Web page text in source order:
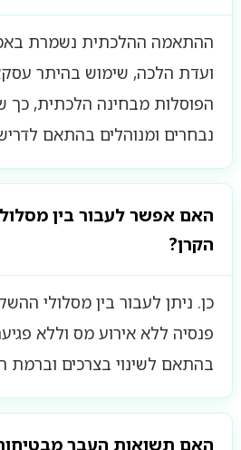
ההתאמה ההלכתית נשמרת
ועדת הלכה, שימוש בהיתר
הפוסלות מבחינה הלכתית, כך
נבחרים ומנוהלים בהתאם
האם אפשר לעבור בין
הקרן?
כן. ניתן לעבור בין מסלולי
פנסיה ללא אירוע מס וללא
בהתאם לשינוי בצרכים וברמת
האם תשואות העבר